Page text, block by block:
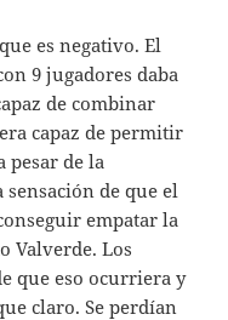
es negativo. El
9 jugadores daba
de combinar
capaz de permitir
pesar de la
de que el
empatar la
Valverde. Los
que eso ocurriera y
claro. Se perdían